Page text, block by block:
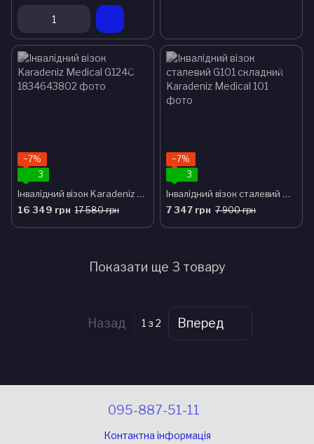
−7%
3
Інвалідний візок Karadeniz Medical G124C
16 349 грн 17 580 грн
−7%
3
Інвалідний візок сталевий G101 складний Karadeniz Medical
7 347 грн 7 900 грн
Показати ще 3 товару
Назад 1 з 2 Вперед
095-887-51-11
Контактна інформація